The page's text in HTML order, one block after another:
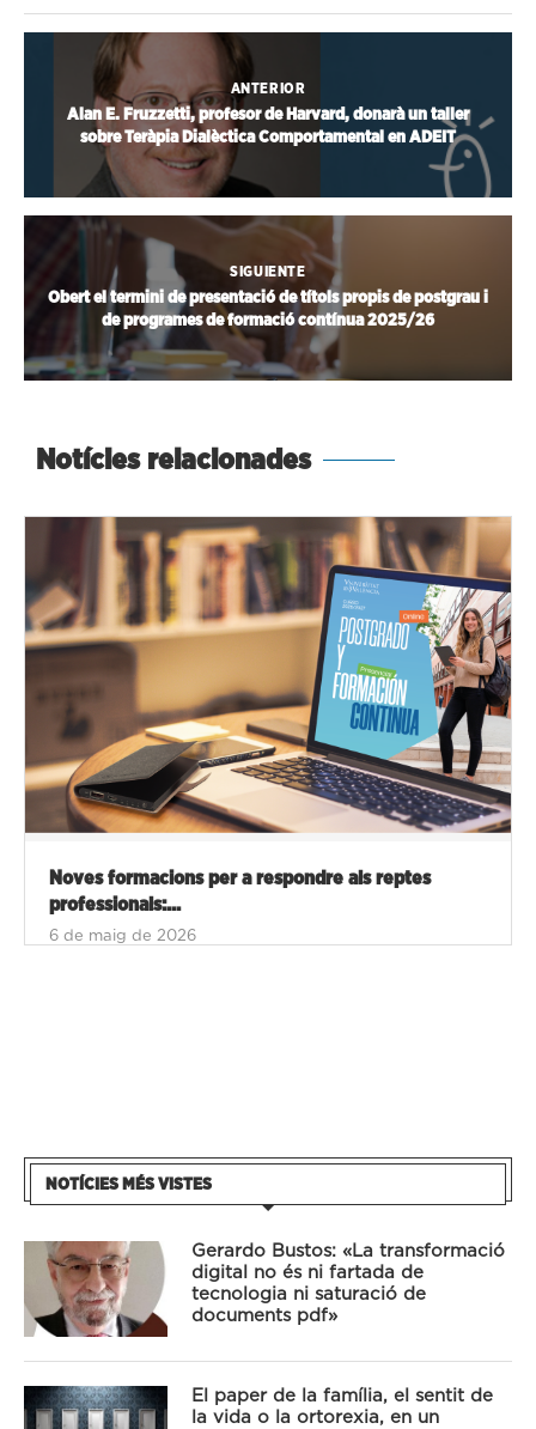
ANTERIOR
Alan E. Fruzzetti, profesor de Harvard, donarà un taller
sobre Teràpia Dialèctica Comportamental en ADEIT
SIGUIENTE
Obert el termini de presentació de títols propis de postgrau i
de programes de formació contínua 2025/26
Notícies relacionades
Noves formacions per a respondre als reptes
professionals:...
6 de maig de 2026
NOTÍCIES MÉS VISTES
Gerardo Bustos: «La transformació
digital no és ni fartada de
tecnologia ni saturació de
documents pdf»
El paper de la família, el sentit de
la vida o la ortorexia, en un